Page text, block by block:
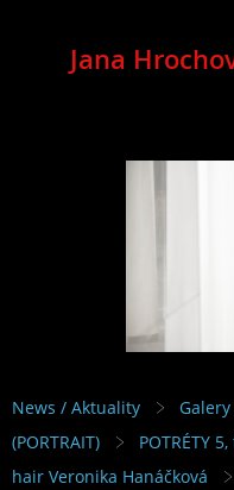
Jana
News / Aktuality
(PORTRAIT)
POTRÉTY
hair Veronika Hanáčková